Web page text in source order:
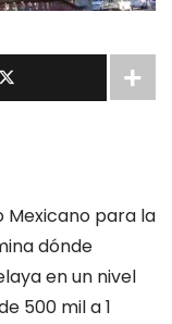
Mexicano para la
dónde
en un nivel
500 mil a 1